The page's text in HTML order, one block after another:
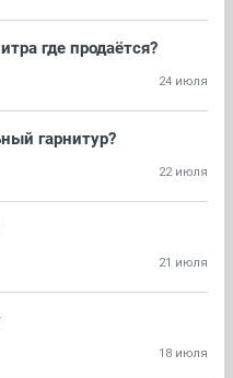
где продаётся?
24 июля
гарнитур?
22 июля
21 июля
18 июля